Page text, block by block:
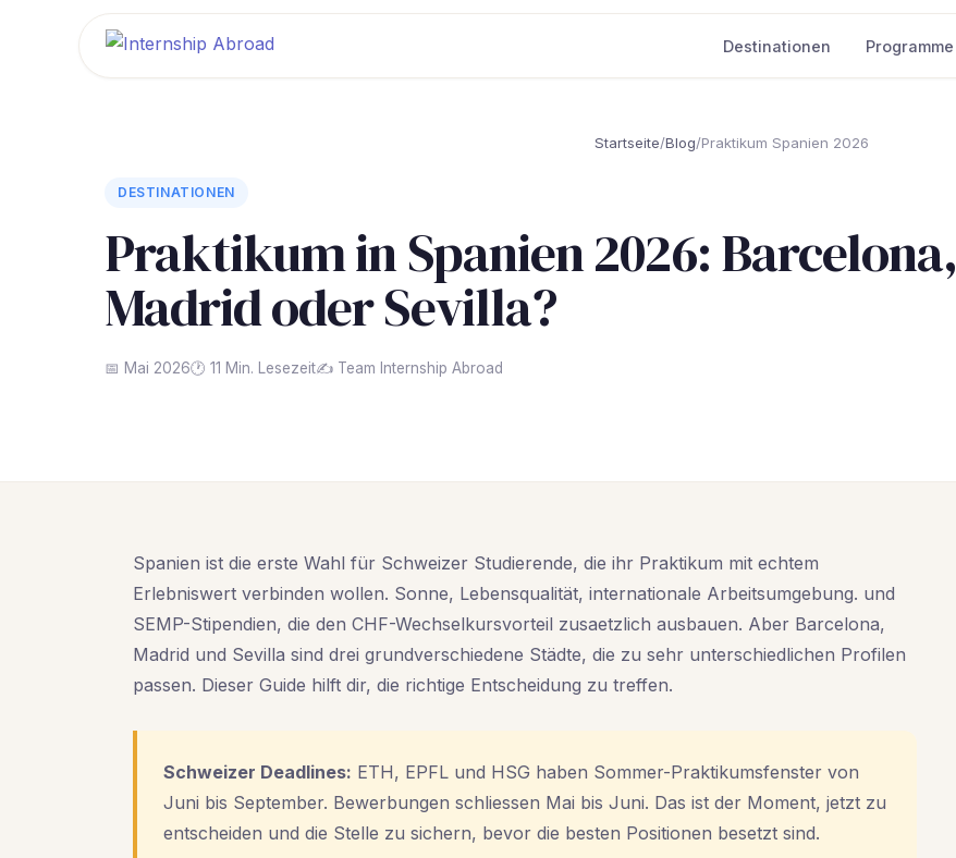
Destinationen Programme
Startseite/Blog/Praktikum Spanien 2026
DESTINATIONEN
Praktikum in Spanien 2026: Barcelona,
Madrid oder Sevilla?
📅 Mai 2026🕐 11 Min. Lesezeit✍️ Team Internship Abroad
Spanien ist die erste Wahl für Schweizer Studierende, die ihr Praktikum mit echtem
Erlebniswert verbinden wollen. Sonne, Lebensqualität, internationale Arbeitsumgebung. und
SEMP-Stipendien, die den CHF-Wechselkursvorteil zusaetzlich ausbauen. Aber Barcelona,
Madrid und Sevilla sind drei grundverschiedene Städte, die zu sehr unterschiedlichen Profilen
passen. Dieser Guide hilft dir, die richtige Entscheidung zu treffen.
Schweizer Deadlines: ETH, EPFL und HSG haben Sommer-Praktikumsfenster von
Juni bis September. Bewerbungen schliessen Mai bis Juni. Das ist der Moment, jetzt zu
entscheiden und die Stelle zu sichern, bevor die besten Positionen besetzt sind.